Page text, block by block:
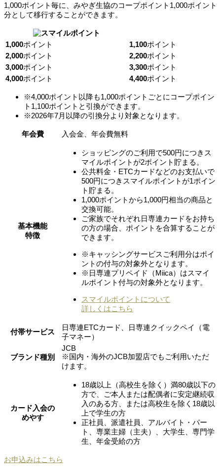
1,000ポイント毎に、みやぎ生協のコープポイント1,000ポイント
分として移行することができます。
1,000ポイント 1,100ポイント
2,000ポイント 2,200ポイント
3,000ポイント 3,300ポイント
4,000ポイント 4,400ポイント
※4,000ポイント以降も1,000ポイントごとにコープポイン
ト1,100ポイントと引換ができます。
※2026年7月以降の引換分より対象となります。
年会費 入会金、年会費無料
基本機能
特徴
ショッピングのご利用で500円につきス
マイルポイントが2ポイント貯まる。
公共料金・ETCカードなどのお支払いで
500円につきスマイルポイントが1ポイン
ト貯まる。
1,000ポイントから1,000円相当の商品と
交換可能。
ご家族でそれぞれ日専連カードをお持ち
の方の場合、ポイントを合算することが
できます。
※キャッシングサービスご利用分はポイ
ントの付与の対象外となります。
※日専連プリペイド（Miica）はスマイ
ルポイント付与の対象外となります。
スマイルポイントについて
詳しくはこちら
付帯サービス
日専連ETCカード、日専連クイックペイ（電
子マネー）
ブランド種別
JCB
※国内・海外のJCB加盟店でもご利用いただ
けます。
カード入会の
めやす
18歳以上（高校生を除く）満80歳以下の
方で、ご本人または配偶者に安定継続収
入のある方、または高校生を除く18歳以
上で学生の方
正社員、派遣社員、アルバイト・パー
ト、専業主婦（主夫）、大学生、専門学
生、年金受給の方
お申込みはこちら